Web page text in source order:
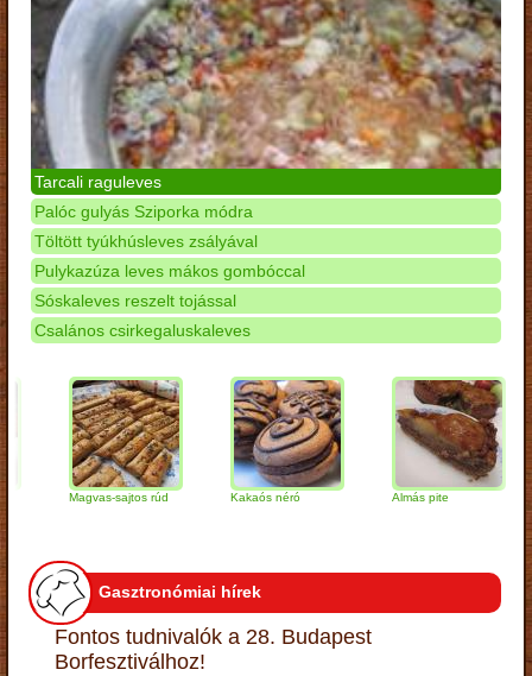
Tarcali raguleves
Palóc gulyás Sziporka módra
Töltött tyúkhúsleves zsályával
Pulykazúza leves mákos gombóccal
Sóskaleves reszelt tojással
Csalános csirkegaluskaleves
Magvas-sajtos rúd Kakaós néró Almás pite
Gasztronómiai hírek
Fontos tudnivalók a 28. Budapest
Borfesztiválhoz!